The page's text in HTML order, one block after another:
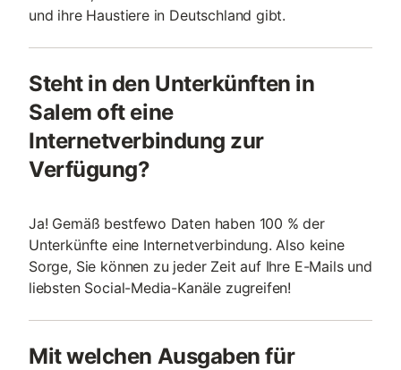
und ihre Haustiere in Deutschland gibt.
Steht in den Unterkünften in
Salem oft eine
Internetverbindung zur
Verfügung?
Ja! Gemäß bestfewo Daten haben 100 % der
Unterkünfte eine Internetverbindung. Also keine
Sorge, Sie können zu jeder Zeit auf Ihre E-Mails und
liebsten Social-Media-Kanäle zugreifen!
Mit welchen Ausgaben für